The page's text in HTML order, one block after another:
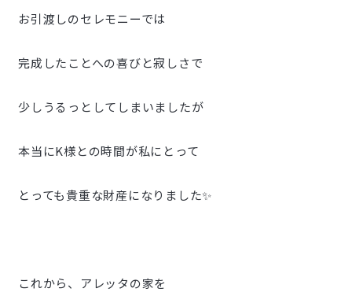
お引渡しのセレモニーでは
完成したことへの喜びと寂しさで
少しうるっとしてしまいましたが
本当にK様との時間が私にとって
とっても貴重な財産になりました✨
これから、アレッタの家を